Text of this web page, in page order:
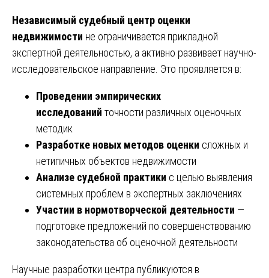
Независимый судебный центр оценки
недвижимости не ограничивается прикладной
экспертной деятельностью, а активно развивает научно-
исследовательское направление. Это проявляется в:
Проведении эмпирических
исследований точности различных оценочных
методик
Разработке новых методов оценки сложных и
нетипичных объектов недвижимости
Анализе судебной практики с целью выявления
системных проблем в экспертных заключениях
Участии в нормотворческой деятельности —
подготовке предложений по совершенствованию
законодательства об оценочной деятельности
Научные разработки центра публикуются в